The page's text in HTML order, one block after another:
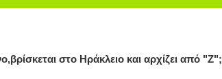
στο Ηράκλειο και αρχίζει από "Ζ";